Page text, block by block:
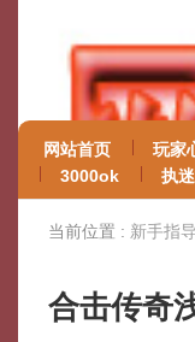
网站首页 玩家
3000ok
执
当前位置 : 新手指导
合击传奇